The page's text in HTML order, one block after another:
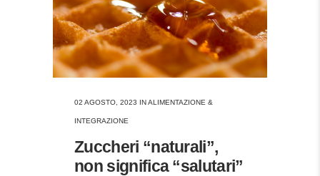
02 AGOSTO, 2023 INALIMENTAZIONE &
INTEGRAZIONE
Zuccheri “naturali”,
non significa “salutari”